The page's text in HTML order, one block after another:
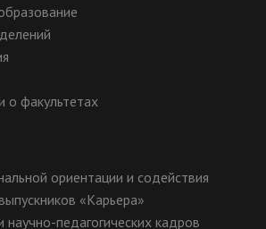
о факультетах
ориентации и содействия
«Карьера»
педагогических кадров